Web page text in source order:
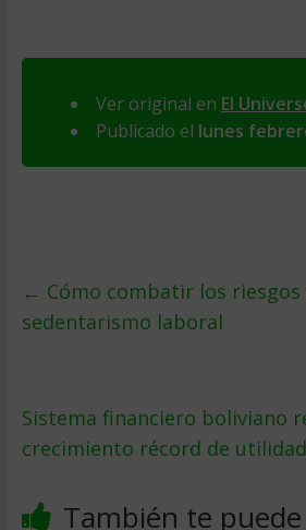
Ver original en El
Publicado el lunes
← Cómo combatir los riesgos
sedentarismo laboral
Sistema financiero boliviano
crecimiento récord de
También te